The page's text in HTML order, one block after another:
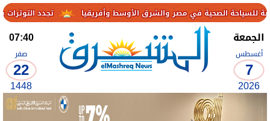
تجدد التوترات يخفض صادرات النفط
الجمعة
أغسطس
7
2026
07:40
صفر
22
1448